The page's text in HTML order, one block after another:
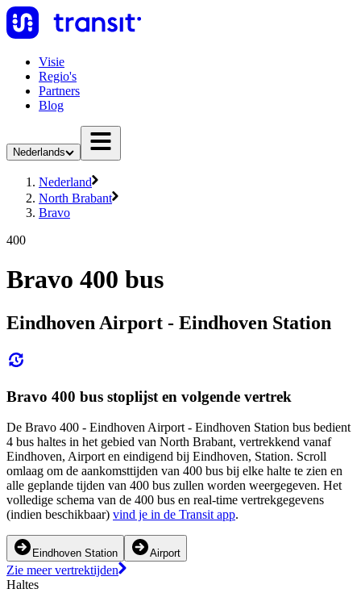
Visie
Regio's
Partners
Blog
Nederlands
Nederland
North Brabant
Bravo
400
Bravo 400 bus
Eindhoven Airport - Eindhoven Station
Bravo 400 bus stoplijst en volgende vertrek
De Bravo 400 - Eindhoven Airport - Eindhoven Station bus bedient
4 bus haltes in het gebied van North Brabant, vertrekkend vanaf
Eindhoven, Airport en eindigend bij Eindhoven, Station. Scroll
omlaag om de aankomsttijden van 400 bus bij elke halte te zien en
alle geplande tijden van 400 bus zullen worden weergegeven. Het
volledige schema van de 400 bus en real-time vertrekgegevens
(indien beschikbaar) vind je in de Transit app.
Eindhoven Station Airport
Zie meer vertrektijden
Haltes